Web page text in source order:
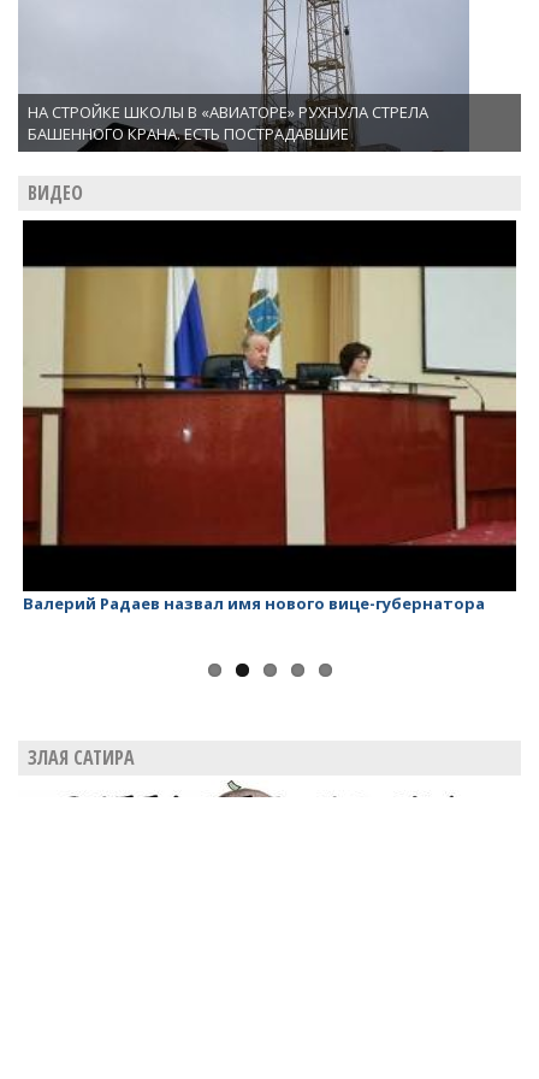
НА СТРОЙКЕ ШКОЛЫ В «АВИАТОРЕ» РУХНУЛА СТРЕЛА
БАШЕННОГО КРАНА. ЕСТЬ ПОСТРАДАВШИЕ
ВИДЕО
Валерий Радаев назвал имя нового вице-губернатора
ЗЛАЯ САТИРА